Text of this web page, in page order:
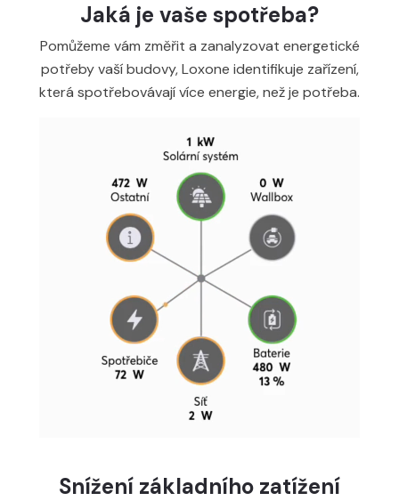
Jaká je vaše spotřeba?
Pomůžeme vám změřit a zanalyzovat energetické
potřeby vaší budovy, Loxone identifikuje zařízení,
která spotřebovávají více energie, než je potřeba.
Snížení základního zatížení